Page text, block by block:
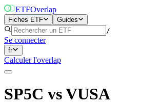
ETFOverlap
Fiches ETF
Guides
/
Se connecter
fr
Calculer l'overlap
SP5C vsVUSA